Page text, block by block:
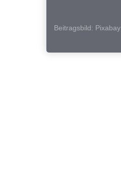
Beitragsbild: Pixabay